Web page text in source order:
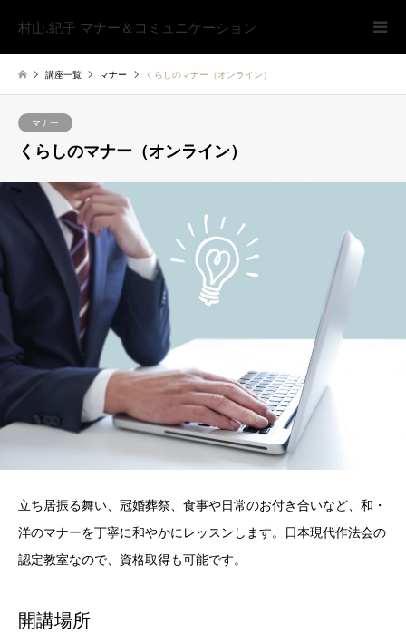
村山.紀子 マナー＆コミュニケーション
講座一覧 マナー くらしのマナー（オンライン）
マナー
くらしのマナー（オンライン）
立ち居振る舞い、冠婚葬祭、食事や日常のお付き合いなど、和・
洋のマナーを丁寧に和やかにレッスンします。日本現代作法会の
認定教室なので、資格取得も可能です。
開講場所